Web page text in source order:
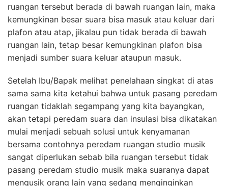
ruangan tersebut berada di bawah ruangan lain, maka
kemungkinan besar suara bisa masuk atau keluar dari
plafon atau atap, jikalau pun tidak berada di bawah
ruangan lain, tetap besar kemungkinan plafon bisa
menjadi sumber suara keluar ataupun masuk.
Setelah Ibu/Bapak melihat penelahaan singkat di atas
sama sama kita ketahui bahwa untuk pasang peredam
ruangan tidaklah segampang yang kita bayangkan,
akan tetapi peredam suara dan insulasi bisa dikatakan
mulai menjadi sebuah solusi untuk kenyamanan
bersama contohnya peredam ruangan studio musik
sangat diperlukan sebab bila ruangan tersebut tidak
pasang peredam studio musik maka suaranya dapat
mengusik orang lain yang sedang menginginkan